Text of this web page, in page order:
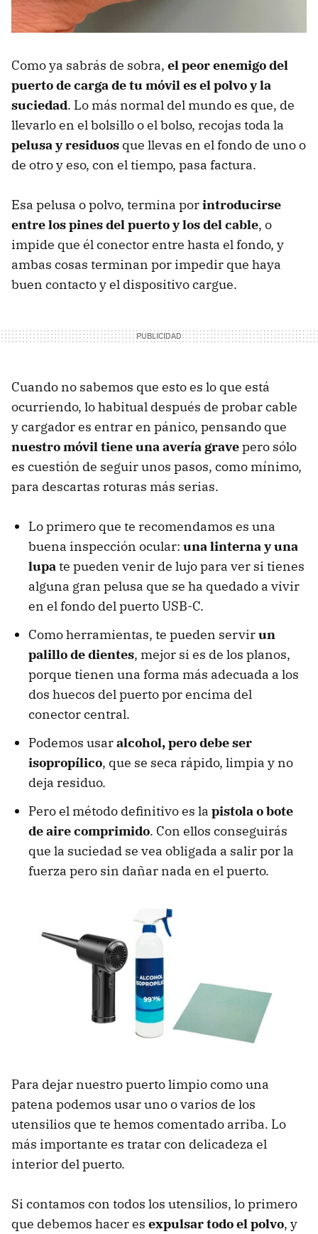
Como ya sabrás de sobra, el peor enemigo del
puerto de carga de tu móvil es el polvo y la
suciedad. Lo más normal del mundo es que, de
llevarlo en el bolsillo o el bolso, recojas toda la
pelusa y residuos que llevas en el fondo de uno o
de otro y eso, con el tiempo, pasa factura.
Esa pelusa o polvo, termina porintroducirse
entre los pines del puerto y los del cable, o
impide que él conector entre hasta el fondo, y
ambas cosas terminan por impedir que haya
buen contacto y el dispositivo cargue.
Cuando no sabemos que esto es lo que está
ocurriendo, lo habitual después de probar cable
y cargador es entrar en pánico, pensando que
nuestro móvil tiene una avería gravepero sólo
es cuestión de seguir unos pasos, como mínimo,
para descartas roturas más serias.
Lo primero que te recomendamos es una
buena inspección ocular: una linterna y una
lupate pueden venir de lujo para ver si tienes
alguna gran pelusa que se ha quedado a vivir
en el fondo del puerto USB-C.
Como herramientas, te pueden servirun
palillo de dientes, mejor si es de los planos,
porque tienen una forma más adecuada a los
dos huecos del puerto por encima del
conector central.
Podemos usaralcohol, pero debe ser
isopropílico, que se seca rápido, limpia y no
deja residuo.
Pero el método definitivo es la pistola o bote
de aire comprimido. Con ellos conseguirás
que la suciedad se vea obligada a salir por la
fuerza pero sin dañar nada en el puerto.
Para dejar nuestro puerto limpio como una
patena podemos usar uno o varios de los
utensilios que te hemos comentado arriba. Lo
más importante es tratar con delicadeza el
interior del puerto.
Si contamos con todos los utensilios, lo primero
que debemos hacer es expulsar todo el polvo, y